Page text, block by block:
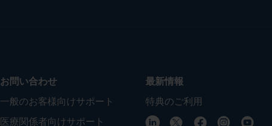
お問い合わせ
一般のお客様向けサポート
医療関係者向けサポート
最新情報
特典のご利用